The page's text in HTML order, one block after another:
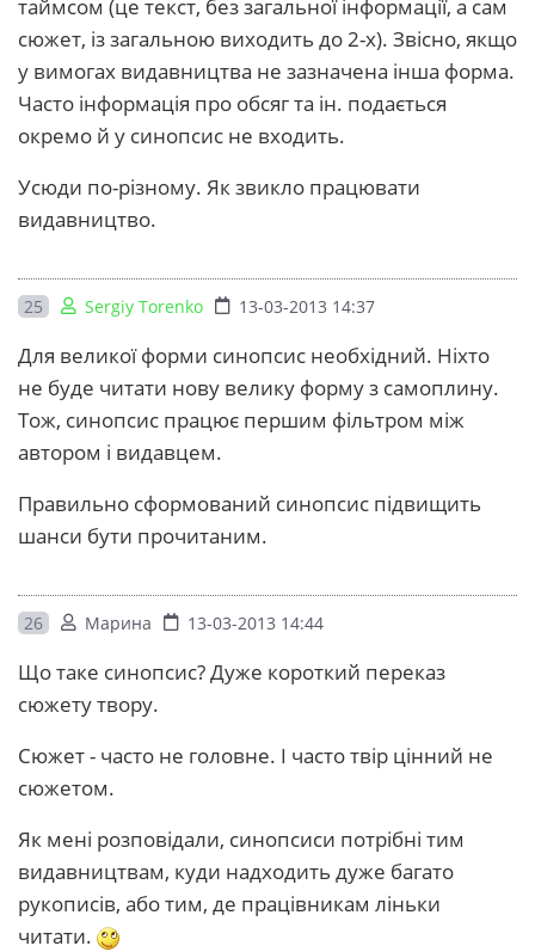
таймсом (це текст, без загальної інформації, а сам
сюжет, із загальною виходить до 2-х). Звісно, якщо
у вимогах видавництва не зазначена інша форма.
Часто інформація про обсяг та ін. подається
окремо й у синопсис не входить.
Усюди по-різному. Як звикло працювати
видавництво.
25 Sergiy Torenko 13-03-2013 14:37
Для великої форми синопсис необхідний. Ніхто
не буде читати нову велику форму з самоплину.
Тож, синопсис працює першим фільтром між
автором і видавцем.
Правильно сформований синопсис підвищить
шанси бути прочитаним.
26 Марина 13-03-2013 14:44
Що таке синопсис? Дуже короткий переказ
сюжету твору.
Сюжет - часто не головне. І часто твір цінний не
сюжетом.
Як мені розповідали, синопсиси потрібні тим
видавництвам, куди надходить дуже багато
рукописів, або тим, де працівникам ліньки
читати.